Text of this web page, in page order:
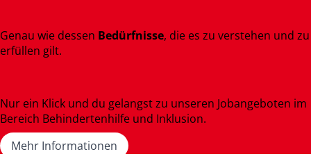
Genau wie dessen Bedürfnisse, die es zu verstehen und zu
erfüllen gilt.
Nur ein Klick und du gelangst zu unseren Jobangeboten im
Bereich Behindertenhilfe und Inklusion.
Mehr Informationen